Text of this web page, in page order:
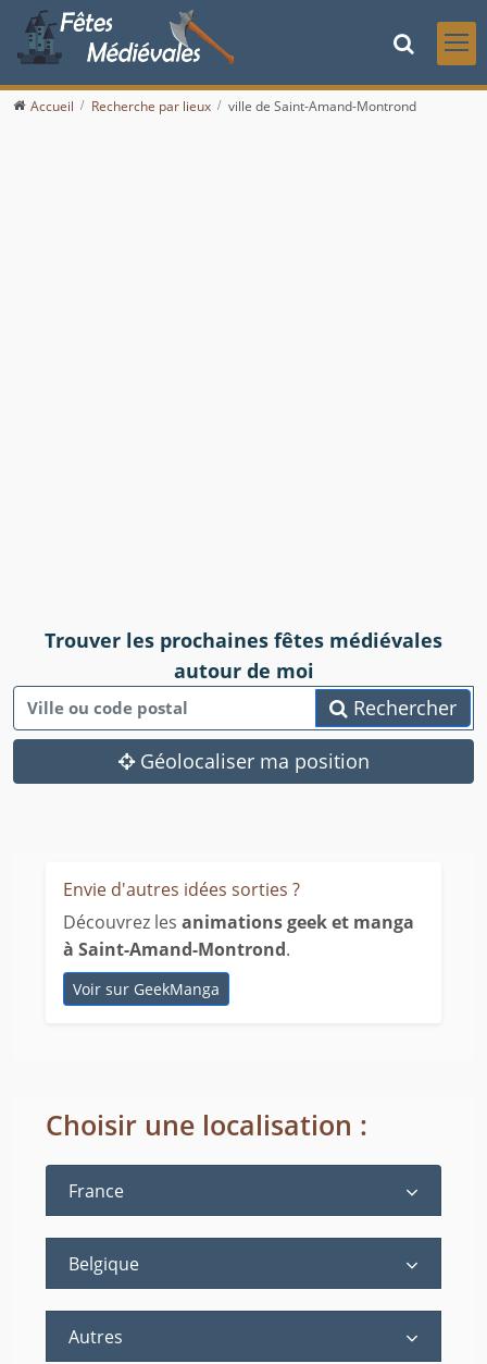
Accueil Recherche par lieux ville de Saint-Amand-Montrond
Trouver les prochaines fêtes médiévales
autour de moi
Rechercher
Géolocaliser ma position
Envie d'autres idées sorties ?
Découvrez les animations geek et manga
à Saint-Amand-Montrond.
Voir sur GeekManga
Choisir une localisation :
France
Belgique
Autres